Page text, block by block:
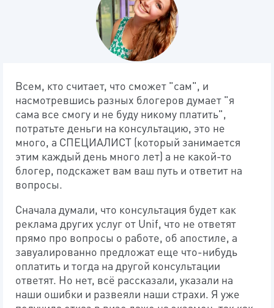
Всем, кто считает, что сможет "сам", и
насмотревшись разных блогеров думает "я
сама все смогу и не буду никому платить",
потратьте деньги на консультацию, это не
много, а СПЕЦИАЛИСТ (который занимается
этим каждый день много лет) а не какой-то
блогер, подскажет вам ваш путь и ответит на
вопросы.
Сначала думали, что консультация будет как
реклама других услуг от Unif, что не ответят
прямо про вопросы о работе, об апостиле, а
завуалированно предложат еще что-нибудь
оплатить и тогда на другой консультации
ответят. Но нет, всё рассказали, указали на
наши ошибки и развеяли наши страхи. Я уже